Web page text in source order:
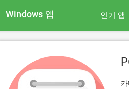
Windows 앱 인기 앱